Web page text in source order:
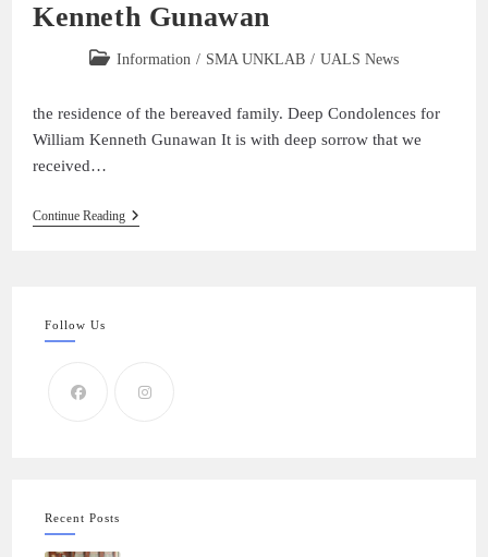
Kenneth Gunawan
Information / SMA UNKLAB / UALS News
the residence of the bereaved family. Deep Condolences for
William Kenneth Gunawan It is with deep sorrow that we
received…
Continue Reading
Follow Us
Recent Posts